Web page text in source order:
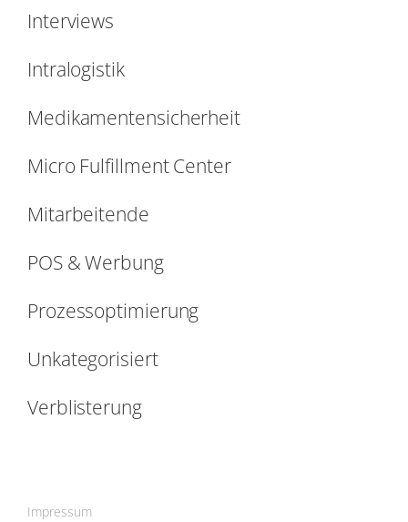
Interviews
Intralogistik
Medikamentensicherheit
Micro Fulfillment Center
Mitarbeitende
POS & Werbung
Prozessoptimierung
Unkategorisiert
Verblisterung
Impressum